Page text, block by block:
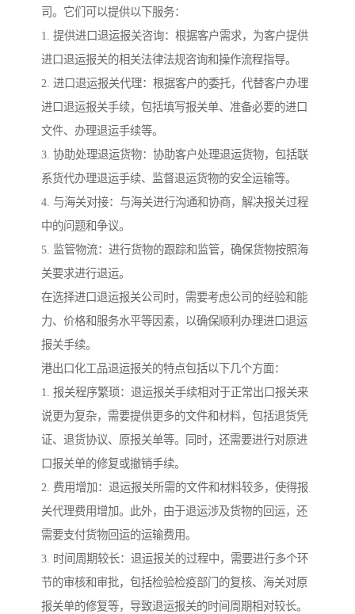
司。它们可以提供以下服务：
1. 提供进口退运报关咨询：根据客户需求，为客户提供
进口退运报关的相关法律法规咨询和操作流程指导。
2. 进口退运报关代理：根据客户的委托，代替客户办理
进口退运报关手续，包括填写报关单、准备必要的进口
文件、办理退运手续等。
3. 协助处理退运货物：协助客户处理退运货物，包括联
系货代办理退运手续、监督退运货物的安全运输等。
4. 与海关对接：与海关进行沟通和协商，解决报关过程
中的问题和争议。
5. 监管物流：进行货物的跟踪和监管，确保货物按照海
关要求进行退运。
在选择进口退运报关公司时，需要考虑公司的经验和能
力、价格和服务水平等因素，以确保顺利办理进口退运
报关手续。
港出口化工品退运报关的特点包括以下几个方面：
1. 报关程序繁琐：退运报关手续相对于正常出口报关来
说更为复杂，需要提供更多的文件和材料，包括退货凭
证、退货协议、原报关单等。同时，还需要进行对原进
口报关单的修复或撤销手续。
2. 费用增加：退运报关所需的文件和材料较多，使得报
关代理费用增加。此外，由于退运涉及货物的回运，还
需要支付货物回运的运输费用。
3. 时间周期较长：退运报关的过程中，需要进行多个环
节的审核和审批，包括检验检疫部门的复核、海关对原
报关单的修复等，导致退运报关的时间周期相对较长。